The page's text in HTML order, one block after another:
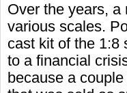
Over the years, a
various scales.
cast kit of the 1:8
to a financial
because a